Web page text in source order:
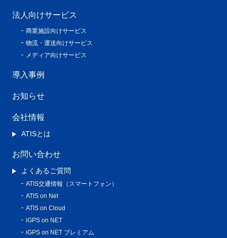
法人向けサービス
商業施設向けサービス
物流・運送向けサービス
メディア向けサービス
導入事例
お知らせ
会社情報
ATISとは
お問い合わせ
よくあるご質問
ATIS交通情報（スマートフォン）
ATIS on Net
ATIS on Cloud
iGPS on NET
iGPS on NET プレミアム